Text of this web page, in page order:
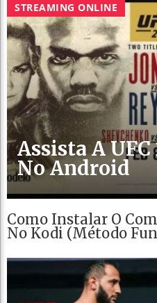
STREAMING ONLINE
Assista A
No Android
Como Instalar O
No Kodi (Método